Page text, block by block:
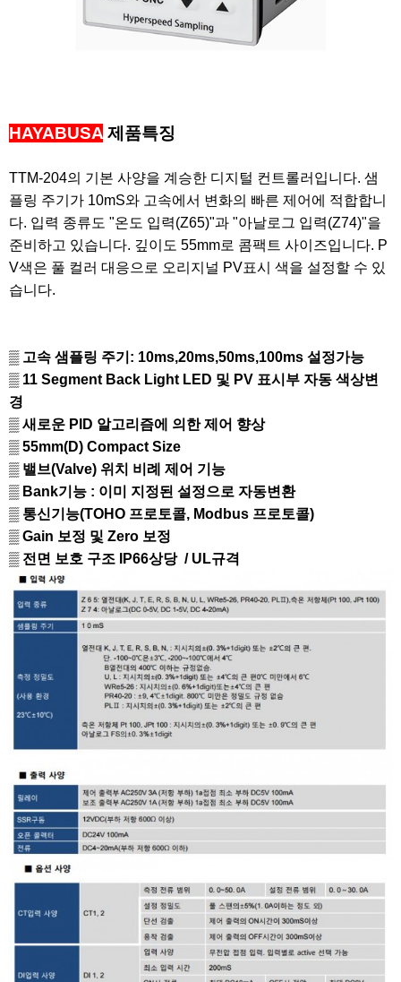
HAYABUSA 제품특징
TTM-204의 기본 사양을 계승한 디지털 컨트롤러입니다. 샘
플링 주기가 10mS와 고속에서 변화의 빠른 제어에 적합합니
다. 입력 종류도 "온도 입력(Z65)"과 "아날로그 입력(Z74)"을
준비하고 있습니다. 깊이도 55mm로 콤팩트 사이즈입니다. P
V색은 풀 컬러 대응으로 오리지널 PV표시 색을 설정할 수 있
습니다.
▒ 고속 샘플링 주기: 10ms,20ms,50ms,100ms 설정가능
​▒ 11 Segment Back Light LED 및 PV 표시부 자동 색상변
경
▒ 새로운 ​PID 알고리즘에 의한 제어 향상
▒ 55mm(D) Compact Size
​▒ 밸브(Valve) 위치 비례 제어 기능
▒ Bank기능 : 이미 지정된 설정으로 자동변환
​▒ 통신기능(TOHO 프로토콜, Modbus 프로토콜)
​▒ Gain 보정 및 Zero 보정
​▒ 전면 보호 구조 IP66상당 / UL규격